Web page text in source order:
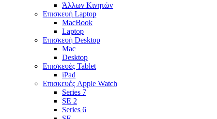
Άλλων Κινητών
Επισκευή Laptop
MacBook
Laptop
Επισκευή Desktop
Mac
Desktop
Επισκευές Tablet
iPad
Επισκευές Apple Watch
Series 7
SE 2
Series 6